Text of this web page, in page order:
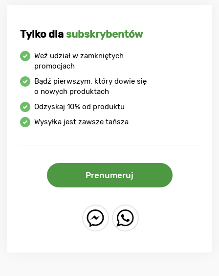
Tylko dla subskrybentów
Weź udział w zamkniętych
promocjach
Bądź pierwszym, który dowie się
o nowych produktach
Odzyskaj 10% od produktu
Wysyłka jest zawsze tańsza
Prenumeruj